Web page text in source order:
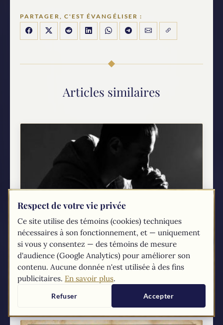
PARTAGER, C'EST ÉVANGÉLISER :
Articles similaires
Les saints peuvent entendre nos prières
– saint Thomas d’Aquin
Plusieurs […] ont répondu aux protestants qui
refuse la pratique catholique consistant à
demander aux saints du ciel d'intercéder pour
nous. "Les saints entendent-ils même nos
prières?" demandent-ils. Inutile de dire...
Respect de votre vie privée
Ce site utilise des témoins (cookies) techniques
nécessaires à son fonctionnement, et — uniquement
si vous y consentez — des témoins de mesure
d'audience (Google Analytics) pour améliorer son
contenu. Aucune donnée n'est utilisée à des fins
publicitaires. En savoir plus.
Refuser Accepter